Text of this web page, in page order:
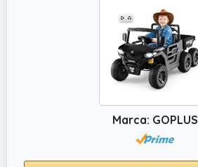
Marca: GOPLUS